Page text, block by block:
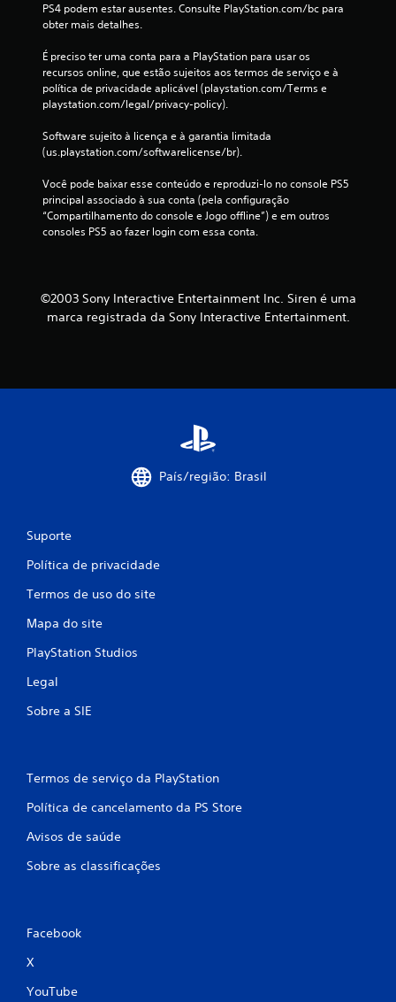
s
PS4 podem estar ausentes. Consulte PlayStation.com/bc para
obter mais detalhes.
É preciso ter uma conta para a PlayStation para usar os
recursos online, que estão sujeitos aos termos de serviço e à
política de privacidade aplicável (playstation.com/Terms e
playstation.com/legal/privacy-policy).
Software sujeito à licença e à garantia limitada
(us.playstation.com/softwarelicense/br).
Você pode baixar esse conteúdo e reproduzi-lo no console PS5
principal associado à sua conta (pela configuração
“Compartilhamento do console e Jogo offline”) e em outros
consoles PS5 ao fazer login com essa conta.
©2003 Sony Interactive Entertainment Inc. Siren é uma
marca registrada da Sony Interactive Entertainment.
País/região: Brasil
Suporte
Política de privacidade
Termos de uso do site
Mapa do site
PlayStation Studios
Legal
Sobre a SIE
Termos de serviço da PlayStation
Política de cancelamento da PS Store
Avisos de saúde
Sobre as classificações
Facebook
X
YouTube